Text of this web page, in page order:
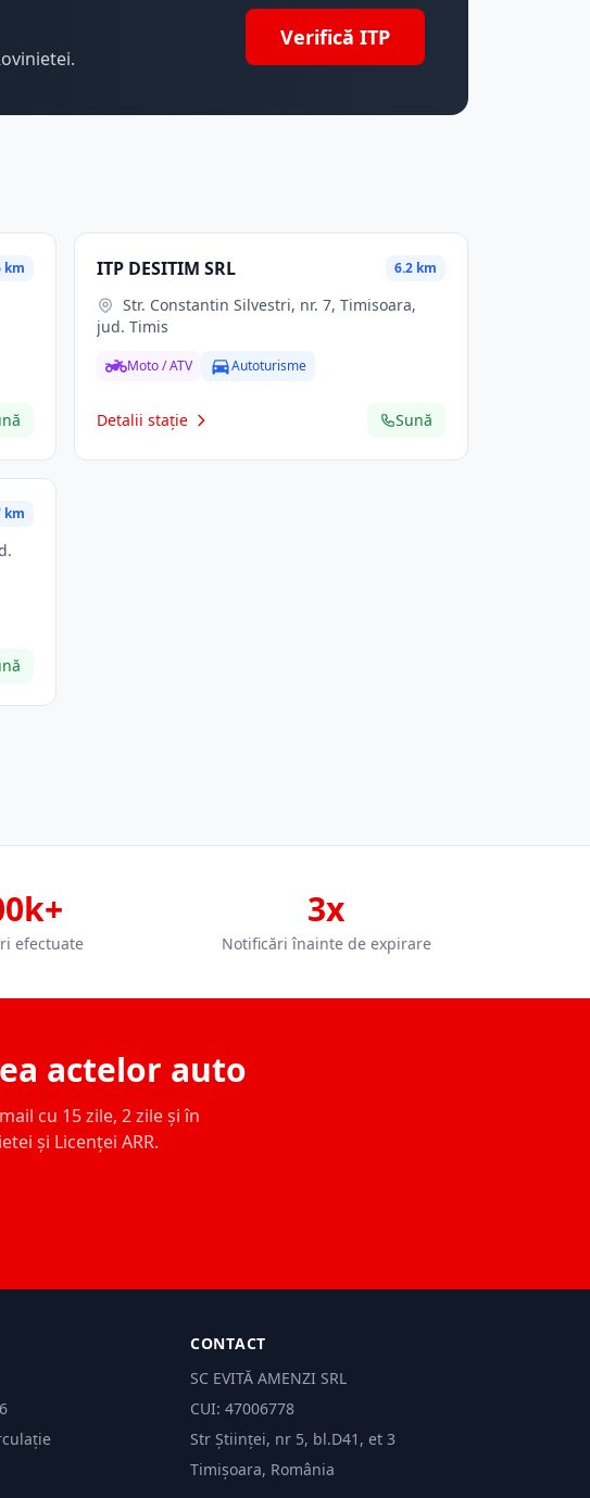
Verifică ITP
km ITP DESITIM SRL 6.2 km
Str. Constantin Silvestri, nr. 7, Timisoara,
jud. Timis
Moto / ATV Autoturisme
Detalii stație Sună
km
efectuate
3x
Notificări înainte de expirare
actelor auto
cu 15 zile, 2 zile și în
și Licenței ARR.
CONTACT
SC EVITĂ AMENZI SRL
CUI: 47006778
Str Științei, nr 5, bl.D41, et 3
Timișoara, România